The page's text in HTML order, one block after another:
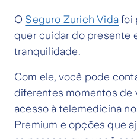
O Seguro Zurich Vida foi
quer cuidar do presente
tranquilidade.
Com ele, você pode
diferentes momentos de
acesso à telemedicina
Premium e opções que